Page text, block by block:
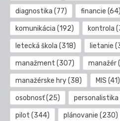
diagnostika (77) financie (64)
komunikácia (192) kontrola
letecká škola (318) lietanie
manažment (307) manažér
manažérske hry(38) MIS (41)
osobnosť(25) personalistika
pilot (344) plánovanie (230)